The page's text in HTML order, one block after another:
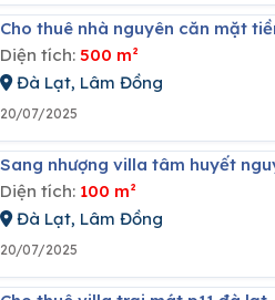
Cho thuê nhà nguyên căn mặt
Diện tích: 500 m²
Đà Lạt, Lâm Đồng
20/07/2025
Sang nhượng villa tâm huyết
Diện tích: 100 m²
Đà Lạt, Lâm Đồng
20/07/2025